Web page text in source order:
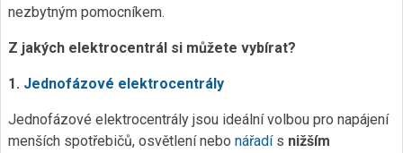
nezbytným pomocníkem.
Z jakých elektrocentrál si můžete vybírat?
1. Jednofázové elektrocentrály
Jednofázové elektrocentrály jsou ideální volbou pro napájení
menších spotřebičů, osvětlení nebo nářadís nižším